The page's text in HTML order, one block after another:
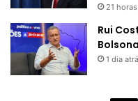
21
Rui
1 dia